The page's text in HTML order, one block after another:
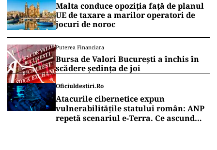
Malta conduce opoziția față de planul
UE de taxare a marilor operatori de
jocuri de noroc
Puterea Financiara
Bursa de Valori București a închis în
scădere ședința de joi
Oficiuldestiri.ro
Atacurile cibernetice expun
vulnerabilitățile statului român: ANP
repetă scenariul e‑Terra. Ce ascund